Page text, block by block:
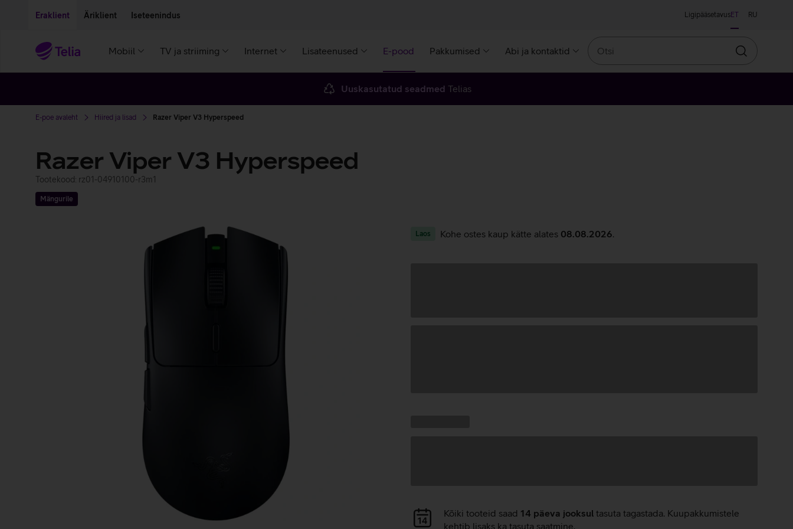
Eraklient Äriklient Iseteenindus LigipääsetavusET RU
Mobiil TV ja striiming Internet Lisateenused E-pood Pakkumised Abi ja kontaktid
Otsin
Uuskasutatud seadmed Telias
E-poe avaleht Hiired ja lisad Razer Viper V3 Hyperspeed
Razer Viper V3 Hyperspeed
Tootekood: rz01-04910100-r3m1
Mängurile
Laos Kohe ostes kaup kätte alates 08.08.2026
Andmete
laadimine
Kõiki tooteid saad 14 päeva jooksul tasuta tagastada. Kuupakkumistele
kehtib lisaks ka tasuta saatmine.